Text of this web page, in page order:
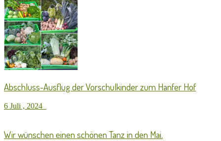
Abschluss-Ausflug der Vorschulkinder zum Hanfer Hof
6 Juli , 2024
Wir wünschen einen schönen Tanz in den Mai.